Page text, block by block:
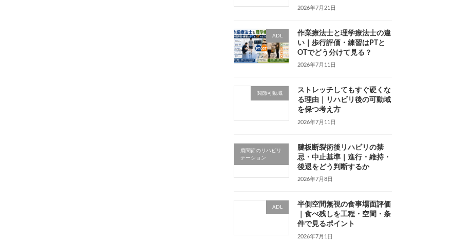
2026年7月21日
ADL
作業療法士と理学療法士の違
い｜歩行評価・練習はPTと
OTでどう分けて見る？
2026年7月11日
関節可動域
ストレッチしてもすぐ硬くな
る理由｜リハビリ後の可動域
を保つ考え方
2026年7月11日
肩関節のリハビリ
テーション
腱板断裂術後リハビリの禁
忌・中止基準｜進行・維持・
後退をどう判断するか
2026年7月8日
ADL
半側空間無視の食事場面評価
｜食べ残しを工程・空間・条
件で見るポイント
2026年7月1日